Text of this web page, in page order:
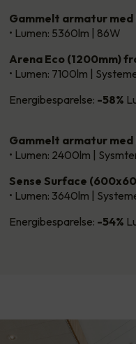
Gammelt armatur med
• Lumen: 5360lm | 86W
Arena Eco (1200mm)
• Lumen: 7100lm |
Energibesparelse: -58%
Gammelt armatur med
• Lumen: 2400lm |
Sense Surface
• Lumen: 3640lm |
Energibesparelse: -54%